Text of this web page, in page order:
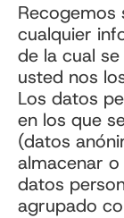
Recogemos
cualquier
de la cual
usted nos
Los datos
en los que
(datos
almacenar
datos
agrupado